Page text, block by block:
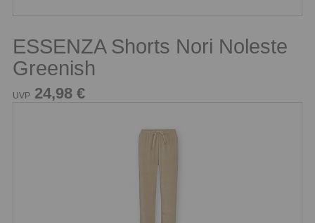
ESSENZA Shorts Nori Noleste
Greenish
UVP 24,98 €